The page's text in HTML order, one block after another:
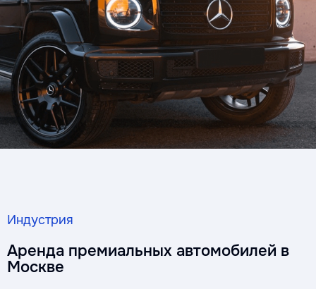
Индустрия
Аренда премиальных автомобилей в
Москве